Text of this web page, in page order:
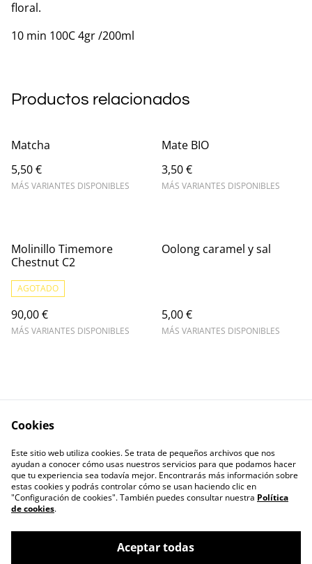
floral.
10 min 100C 4gr /200ml
Productos relacionados
Matcha
5,50 €
MÁS VARIANTES DISPONIBLES
Mate BIO
3,50 €
MÁS VARIANTES DISPONIBLES
Molinillo Timemore
Chestnut C2
AGOTADO
90,00 €
MÁS VARIANTES DISPONIBLES
Oolong caramel y sal
5,00 €
MÁS VARIANTES DISPONIBLES
Privacy Policy
Cookie Policy
Contactos
Cookies
Este sitio web utiliza cookies. Se trata de pequeños archivos que nos
ayudan a conocer cómo usas nuestros servicios para que podamos hacer
que tu experiencia sea todavía mejor. Encontrarás más información sobre
estas cookies y podrás controlar cómo se usan haciendo clic en
"Configuración de cookies". También puedes consultar nuestra Política
de cookies.
Aceptar todas